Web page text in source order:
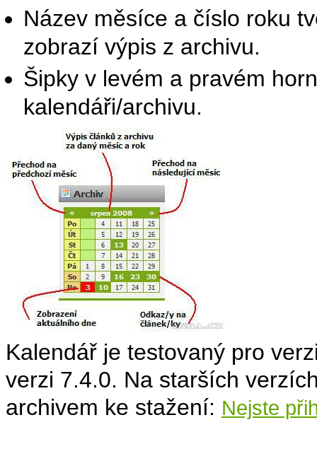
Název měsíce a číslo roku
zobrazí výpis z archivu.
Šipky v levém a pravém
kalendáři/archivu.
Kalendář je testovaný pro
verzi 7.4.0. Na starších
archivem ke stažení: Nejste